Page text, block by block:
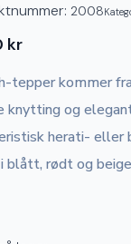
2008
kr
tepper kommer
knytting og
herati- eller
blått, rødt og